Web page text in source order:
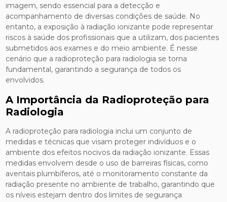
imagem, sendo essencial para a detecção e
acompanhamento de diversas condições de saúde. No
entanto, a exposição à radiação ionizante pode representar
riscos à saúde dos profissionais que a utilizam, dos pacientes
submetidos aos exames e do meio ambiente. É nesse
cenário que a radioproteção para radiologia se torna
fundamental, garantindo a segurança de todos os
envolvidos.
A Importância da Radioproteção para
Radiologia
A radioproteção para radiologia inclui um conjunto de
medidas e técnicas que visam proteger indivíduos e o
ambiente dos efeitos nocivos da radiação ionizante. Essas
medidas envolvem desde o uso de barreiras físicas, como
aventais plumbíferos, até o monitoramento constante da
radiação presente no ambiente de trabalho, garantindo que
os níveis estejam dentro dos limites de segurança